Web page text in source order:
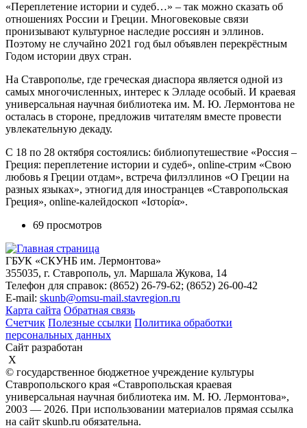
«Переплетение истории и судеб…» – так можно сказать об
отношениях России и Греции. Многовековые связи
пронизывают культурное наследие россиян и эллинов.
Поэтому не случайно 2021 год был объявлен перекрёстным
Годом истории двух стран.
На Ставрополье, где греческая диаспора является одной из
самых многочисленных, интерес к Элладе особый. И краевая
универсальная научная библиотека им. М. Ю. Лермонтова не
осталась в стороне, предложив читателям вместе провести
увлекательную декаду.
С 18 по 28 октября состоялись: библиопутешествие «Россия –
Греция: переплетение истории и судеб», оnline-стрим «Свою
любовь я Греции отдам», встреча филэллинов «О Греции на
разных языках», этногид для иностранцев «Ставропольская
Греция», online-калейдоскоп «Iστορία».
69 просмотров
ГБУК «СКУНБ им. Лермонтова»
355035, г. Ставрополь, ул. Маршала Жукова, 14
Телефон для справок: (8652) 26-79-62; (8652) 26-00-42
E-mail: skunb@omsu-mail.stavregion.ru
Карта сайта Обратная связь
Счетчик Полезные ссылки Политика обработки
персональных данных
Сайт разработан
X
© государственное бюджетное учреждение культуры
Ставропольского края «Ставропольская краевая
универсальная научная библиотека им. М. Ю. Лермонтова»,
2003 — 2026. При использовании материалов прямая ссылка
на сайт skunb.ru обязательна.